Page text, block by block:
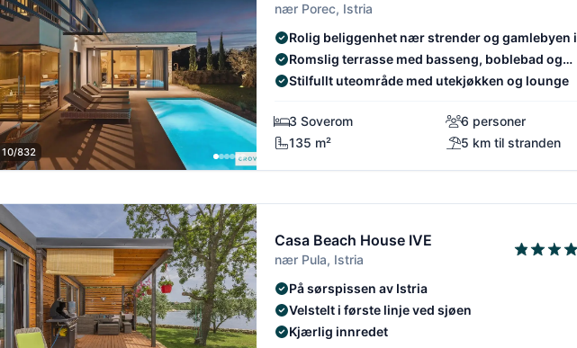
10/832
nær Porec, Istria
Rolig beliggenhet nær strender og gamlebyen i
Poreč
Romslig terrasse med basseng, boblebad og
badstue
Stilfullt uteområde med utekjøkken og lounge
3 Soverom
6 personer
135 m²
5 km til stranden
Casa Beach House IVE
nær Pula, Istria
På sørspissen av Istria
Velstelt i første linje ved sjøen
Kjærlig innredet